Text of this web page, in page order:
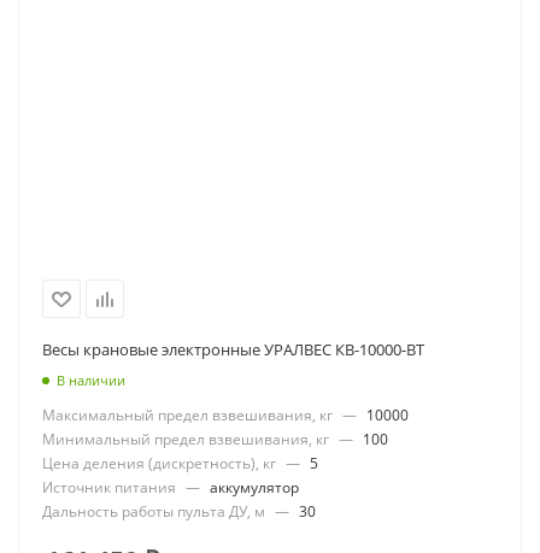
Весы крановые электронные УРАЛВЕС КВ-10000-ВТ
В наличии
Максимальный предел взвешивания, кг — 10000
Минимальный предел взвешивания, кг — 100
Цена деления (дискретность), кг — 5
Источник питания — аккумулятор
Дальность работы пульта ДУ, м — 30